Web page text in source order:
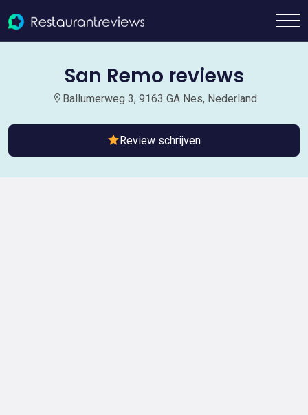
San Remo reviews
Ballumerweg 3, 9163 GA Nes, Nederland
Review schrijven